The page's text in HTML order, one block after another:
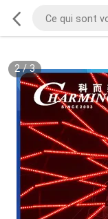
2/3